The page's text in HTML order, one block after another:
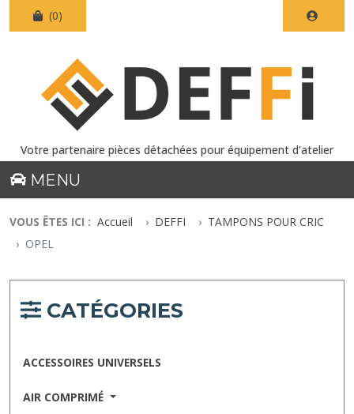
(0)
Votre partenaire pièces détachées pour équipement d'atelier
MENU
VOUS ÊTES ICI : Accueil DEFFI
TAMPONS POUR CRIC
OPEL
CATÉGORIES
ACCESSOIRES UNIVERSELS
AIR COMPRIMÉ